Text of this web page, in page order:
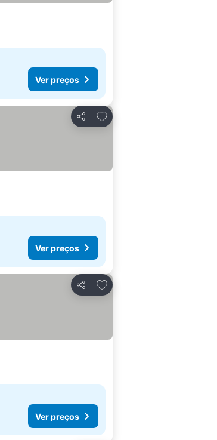
Ver preços
Partilhar
Adicionar aos favoritos
Ver preços
Partilhar
Adicionar aos favoritos
Ver preços